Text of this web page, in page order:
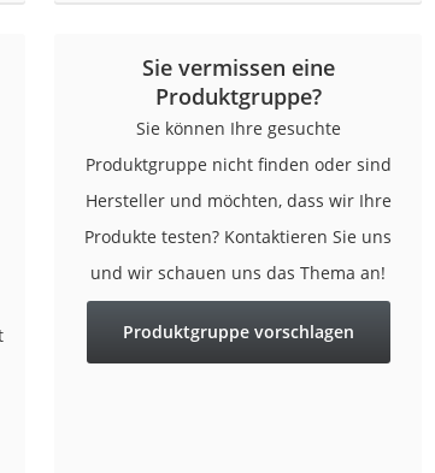
Duschkopf mit Kalkfilter
Aktenvernichter Sicherheitsstufe 4
Spannbettlaken
Topper 100 x 200
Höhenverstellbarer Schreibtisch
90 x 200 cm
Sie vermissen eine
Produktgruppe?
Sie können Ihre gesuchte
Produktgruppe nicht finden oder sind
Hersteller und möchten, dass wir Ihre
Produkte testen? Kontaktieren Sie uns
und wir schauen uns das Thema an!
Produktgruppe vorschlagen